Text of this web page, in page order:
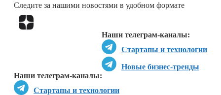
Следите за нашими новостями в удобном формате
Наши телеграм-каналы:
Стартапы и технологии
Новые бизнес-тренды
Наши телеграм-каналы:
Стартапы и технологии